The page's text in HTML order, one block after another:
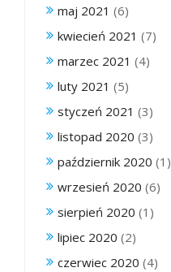
maj 2021 (6)
kwiecień 2021 (7)
marzec 2021 (4)
luty 2021 (5)
styczeń 2021 (3)
listopad 2020 (3)
październik 2020 (1)
wrzesień 2020 (6)
sierpień 2020 (1)
lipiec 2020 (2)
czerwiec 2020 (4)